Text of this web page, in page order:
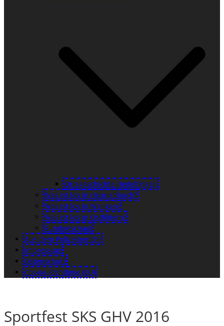
Ortsgeschichte Hedelfingen
Was ist los in Heuriedbuch?
Was ist los in Wangen?
Was ist los in Ostfildern?
Rundgeschaut
Aus dem Polizeibericht
Impressum
Datenschutz
Cookie-Richtlinie (EU)
Sportfest SKS GHV 2016